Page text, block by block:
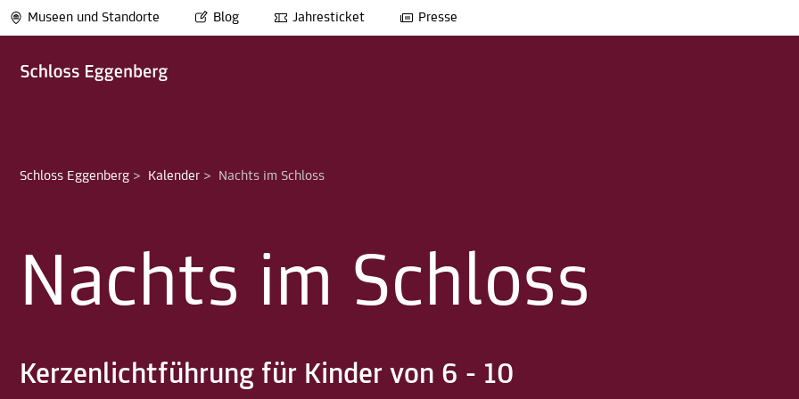
Museen und Standorte Blog Jahresticket Presse
Schloss Eggenberg > Kalender > Nachts im Schloss
Nachts im Schloss
Kerzenlichtführung für Kinder von 6 - 10